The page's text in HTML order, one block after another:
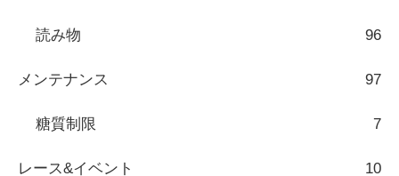
読み物 96
メンテナンス 97
糖質制限 7
レース&イベント 10